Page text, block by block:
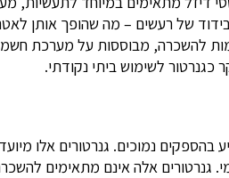
של רעשים – מה שהופך אותן
להשכרה, מבוססות על מערכת
כגנרטור לשימוש ביתי נקודתי.
בהספקים נמוכים. גנרטורים אלו
גנרטורים אלה אינם מתאימים